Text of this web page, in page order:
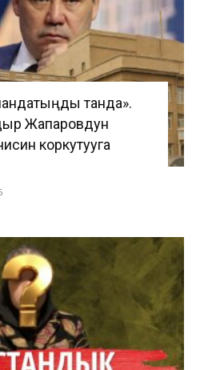
танда».
Жапаровдун
коркутууга